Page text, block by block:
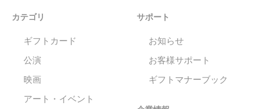
カテゴリ
ギフトカード
公演
映画
アート・イベント
サポート
お知らせ
お客様サポート
ギフトマナーブック